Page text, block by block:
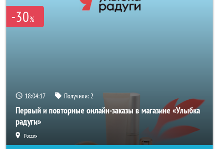
-30%
18:04:17 Получили:2
Первый и повторные онлайн-заказы в магазине «Улыбка
радуги»
Россия